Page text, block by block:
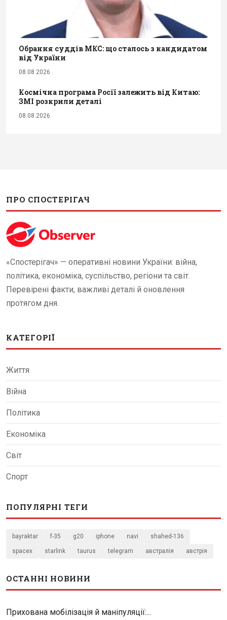
Обрання суддів МКС: що сталось з кандидатом
від України
08.08.2026
Космічна програма Росії залежить від Китаю:
ЗМІ розкрили деталі
08.08.2026
ПРО СПОСТЕРІГАЧ
«Спостерігач» — оперативні новини України: війна,
політика, економіка, суспільство, регіони та світ.
Перевірені факти, важливі деталі й оновлення
протягом дня.
КАТЕГОРІЇ
Життя
Війна
Політика
Економіка
Світ
Спорт
ПОПУЛЯРНІ ТЕГИ
bayraktar f-35 g20 iphone navi shahed-136
spacex starlink taurus telegram австралія австрія
ОСТАННІ НОВИНИ
Прихована мобілізація й маніпуляції:...